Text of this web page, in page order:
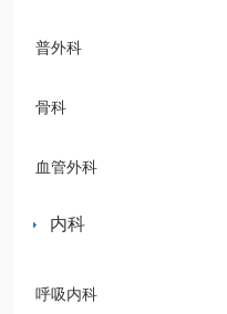
普外科
骨科
血管外科
内科
呼吸内科